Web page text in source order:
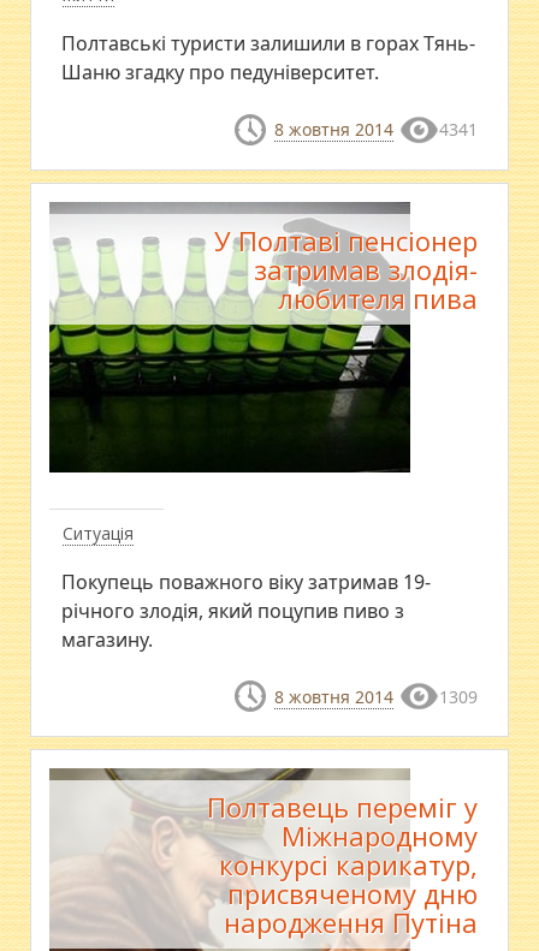
Полтавські туристи залишили в горах Тянь-
Шаню згадку про педуніверситет.
8 жовтня 2014 4341
Ситуація
У Полтаві пенсіонер
затримав злодія-
любителя пива
Покупець поважного віку затримав 19-
річного злодія, який поцупив пиво з
магазину.
8 жовтня 2014 1309
Полтавець переміг у
Міжнародному
конкурсі карикатур,
присвяченому дню
народження Путіна